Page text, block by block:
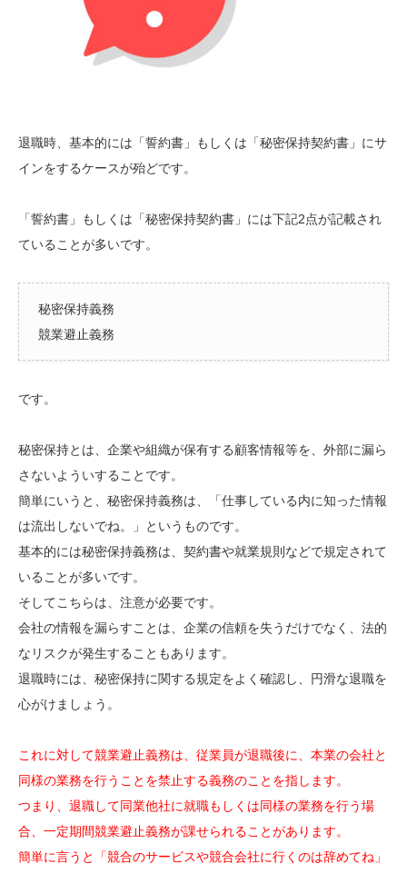
退職時、基本的には「誓約書」もしくは「秘密保持契約書」にサ
インをするケースが殆どです。
「誓約書」もしくは「秘密保持契約書」には下記2点が記載され
ていることが多いです。
秘密保持義務
競業避止義務
です。
秘密保持とは、企業や組織が保有する顧客情報等を、外部に漏ら
さないよういすることです。
簡単にいうと、秘密保持義務は、「仕事している内に知った情報
は流出しないでね。」というものです。
基本的には秘密保持義務は、契約書や就業規則などで規定されて
いることが多いです。
そしてこちらは、注意が必要です。
会社の情報を漏らすことは、企業の信頼を失うだけでなく、法的
なリスクが発生することもあります。
退職時には、秘密保持に関する規定をよく確認し、円滑な退職を
心がけましょう。
これに対して競業避止義務は、従業員が退職後に、本業の会社と
同様の業務を行うことを禁止する義務のことを指します。
つまり、退職して同業他社に就職もしくは同様の業務を行う場
合、一定期間競業避止義務が課せられることがあります。
簡単に言うと「競合のサービスや競合会社に行くのは辞めてね」